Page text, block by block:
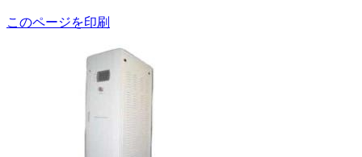
このページを印刷